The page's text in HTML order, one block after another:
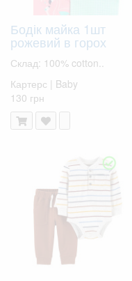
Бодік майка 1шт
рожевий в горох
Склад: 100% cotton..
Картерс | Baby
130 грн